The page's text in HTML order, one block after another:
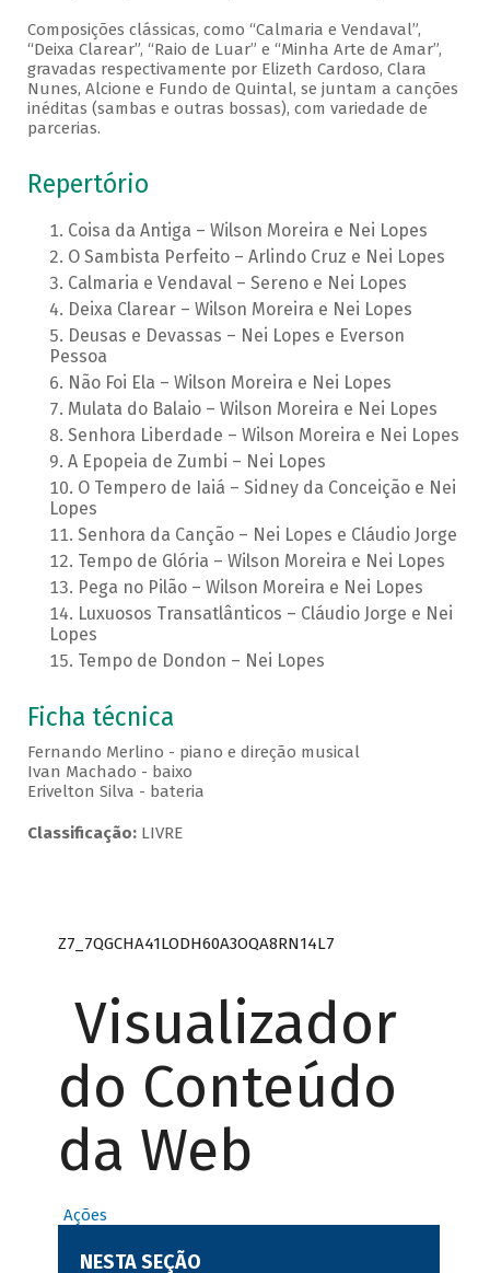
Composições clássicas, como “Calmaria e Vendaval”,
“Deixa Clarear”, “Raio de Luar” e “Minha Arte de Amar”,
gravadas respectivamente por Elizeth Cardoso, Clara
Nunes, Alcione e Fundo de Quintal, se juntam a canções
inéditas (sambas e outras bossas), com variedade de
parcerias.
Repertório
Coisa da Antiga – Wilson Moreira e Nei Lopes
O Sambista Perfeito – Arlindo Cruz e Nei Lopes
Calmaria e Vendaval – Sereno e Nei Lopes
Deixa Clarear – Wilson Moreira e Nei Lopes
Deusas e Devassas – Nei Lopes e Everson
Pessoa
Não Foi Ela – Wilson Moreira e Nei Lopes
Mulata do Balaio – Wilson Moreira e Nei Lopes
Senhora Liberdade – Wilson Moreira e Nei Lopes
A Epopeia de Zumbi – Nei Lopes
O Tempero de Iaiá – Sidney da Conceição e Nei
Lopes
Senhora da Canção – Nei Lopes e Cláudio Jorge
Tempo de Glória – Wilson Moreira e Nei Lopes
Pega no Pilão – Wilson Moreira e Nei Lopes
Luxuosos Transatlânticos – Cláudio Jorge e Nei
Lopes
Tempo de Dondon – Nei Lopes
Ficha técnica
Fernando Merlino - piano e direção musical
Ivan Machado - baixo
Erivelton Silva - bateria
Classificação:LIVRE
Z7_7QGCHA41LODH60A3OQA8RN14L7
Visualizador
do Conteúdo
da Web
Ações
NESTA SEÇÃO